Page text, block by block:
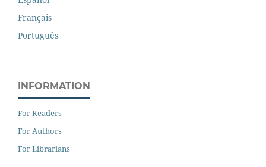
Français
Português
INFORMATION
For Readers
For Authors
For Librarians